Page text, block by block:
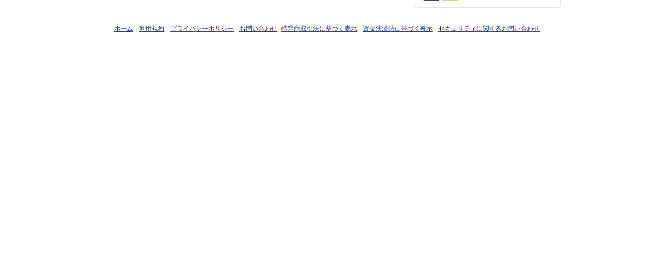
ホーム - 利用規約 - プライバシーポリシー - お問い合わせ- 特定商取引法に基づく表示 - 資金決済法に基づく表示 - セキュリティに関するお問い合わせ